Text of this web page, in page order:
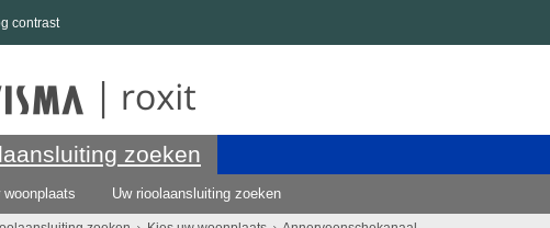
contrast
zoeken
woonplaats Uw rioolaansluiting zoeken